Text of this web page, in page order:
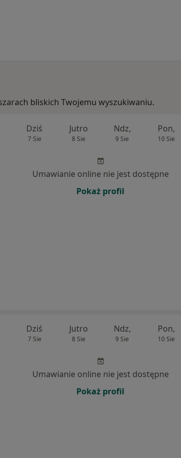
bliskich Twojemu wyszukiwaniu.
Dziś
7 Sie
Jutro
8 Sie
Ndz,
9 Sie
Pon,
10 Sie
Umawianie online nie jest dostępne
Pokaż profil
Dziś
7 Sie
Jutro
8 Sie
Ndz,
9 Sie
Pon,
10 Sie
Umawianie online nie jest dostępne
Pokaż profil